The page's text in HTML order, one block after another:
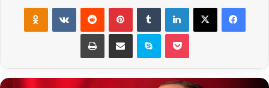
فيسبوك ‫X لينكدإن بينتيريست ‏VKontakte
سكايب مشاركة عبر البريد طباعة